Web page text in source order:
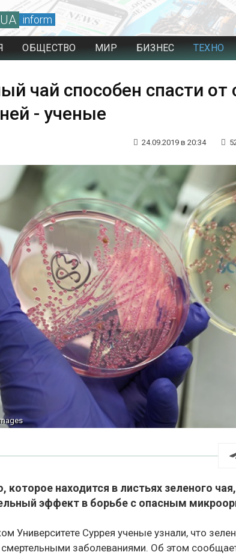
inform
ОБЩЕСТВО МИР БИЗНЕС ТЕХНО
чай способен спасти
- ученые
24.09.2019 в 20:34
которое находится в листьях зеленого
эффект в борьбе с опасным
Университете Суррея ученые узнали, что
заболеваниями. Об этом